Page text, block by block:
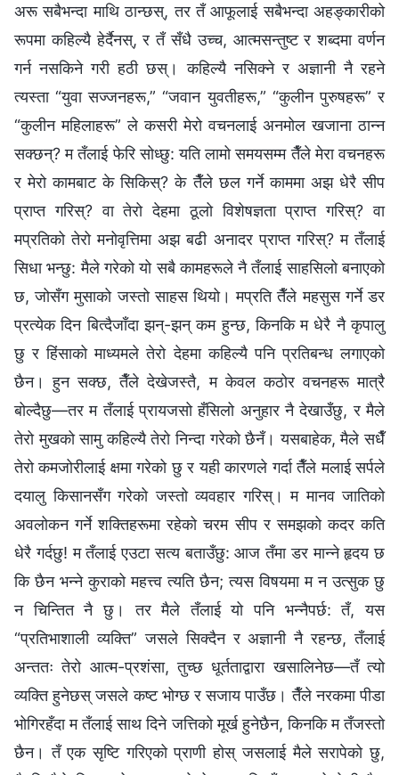
अरू सबैभन्दा माथि ठान्छस्, तर तँ आफूलाई सबैभन्दा अहङ्कारीको
रूपमा कहिल्यै हेर्दैनस्, र तँ सँधै उच्च, आत्मसन्तुष्ट र शब्दमा वर्णन
गर्न नसकिने गरी हठी छस्। कहिल्यै नसिक्ने र अज्ञानी नै रहने
त्यस्ता “युवा सज्जनहरू,” “जवान युवतीहरू,” “कुलीन पुरुषहरू” र
“कुलीन महिलाहरू” ले कसरी मेरो वचनलाई अनमोल खजाना ठान्न
सक्छन्? म तँलाई फेरि सोध्छु: यति लामो समयसम्म तैँले मेरा वचनहरू
र मेरो कामबाट के सिकिस्? के तैँले छल गर्ने काममा अझ धेरै सीप
प्राप्त गरिस्? वा तेरो देहमा ठूलो विशेषज्ञता प्राप्त गरिस्? वा
मप्रतिको तेरो मनोवृत्तिमा अझ बढी अनादर प्राप्त गरिस्? म तँलाई
सिधा भन्छु: मैले गरेको यो सबै कामहरूले नै तँलाई साहसिलो बनाएको
छ, जोसँग मुसाको जस्तो साहस थियो। मप्रति तैँले महसुस गर्ने डर
प्रत्येक दिन बित्दैजाँदा झन्-झन् कम हुन्छ, किनकि म धेरै नै कृपालु
छु र हिंसाको माध्यमले तेरो देहमा कहिल्यै पनि प्रतिबन्ध लगाएको
छैन। हुन सक्छ, तैँले देखेजस्तै, म केवल कठोर वचनहरू मात्रै
बोल्दैछु—तर म तँलाई प्रायजसो हँसिलो अनुहार नै देखाउँछु, र मैले
तेरो मुखको सामु कहिल्यै तेरो निन्दा गरेको छैनँ। यसबाहेक, मैले सधैँ
तेरो कमजोरीलाई क्षमा गरेको छु र यही कारणले गर्दा तैँले मलाई सर्पले
दयालु किसानसँग गरेको जस्तो व्यवहार गरिस्। म मानव जातिको
अवलोकन गर्ने शक्तिहरूमा रहेको चरम सीप र समझको कदर कति
धेरै गर्दछु! म तँलाई एउटा सत्य बताउँछु: आज तँमा डर मान्ने हृदय छ
कि छैन भन्‍ने कुराको महत्त्व त्यति छैन; त्यस विषयमा म न उत्सुक छु
न चिन्तित नै छु। तर मैले तँलाई यो पनि भन्नैपर्छ: तँ, यस
“प्रतिभाशाली व्यक्ति” जसले सिक्दैन र अज्ञानी नै रहन्छ, तँलाई
अन्ततः तेरो आत्म-प्रशंसा, तुच्छ धूर्तताद्वारा खसालिनेछ—तँ त्यो
व्यक्ति हुनेछस् जसले कष्ट भोग्छ र सजाय पाउँछ। तैँले नरकमा पीडा
भोगिरहँदा म तँलाई साथ दिने जत्तिको मूर्ख हुनेछैन, किनकि म तँजस्तो
छैन। तँ एक सृष्टि गरिएको प्राणी होस् जसलाई मैले सरापेको छु,